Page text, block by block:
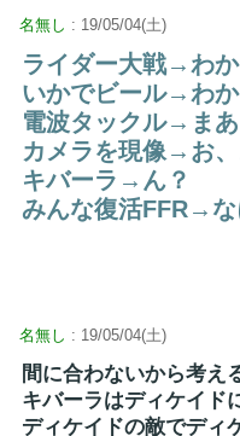
名無し : 19/05/04(土)
ライダー大戦→わ
いかでビール→わ
電波タックル→ま
カメラを現像→お、
キバーラ→ん？
みんな復活FFR→な
名無し : 19/05/04(土)
間に合わないから考え
キバーラはディケイド
ディケイドの敵でディ